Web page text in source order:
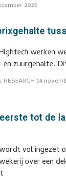
2025
werken
zuurgehalte.
14
tot de
vol ingezet
over een